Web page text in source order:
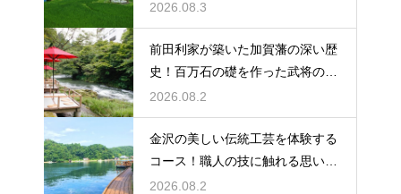
の神髄
2026.08.3
前田利家が築いた加賀藩の深い歴
史！百万石の礎を作った武将の生
涯に迫る
2026.08.2
金沢の美しい伝統工芸を体験する
コース！職人の技に触れる思い出
作りの旅
2026.08.2